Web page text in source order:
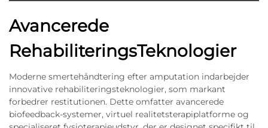
Avancerede
RehabiliteringsTeknologier
Moderne smertehåndtering efter amputation indarbejder
innovative rehabiliteringsteknologier, som markant
forbedrer restitutionen. Dette omfatter avancerede
biofeedback-systemer, virtuel realitetsterapiplatforme og